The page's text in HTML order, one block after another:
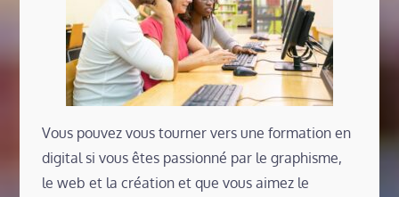
Vous pouvez vous tourner vers une formation en
digital si vous êtes passionné par le graphisme,
le web et la création et que vous aimez le